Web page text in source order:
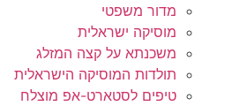
מדור משפטי
מוסיקה ישראלית
משכנתא על קצה המזלג
תולדות המוסיקה הישראלית
טיפים לסטארט-אפ מוצלח